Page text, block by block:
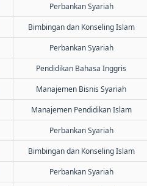
Perbankan Syariah
Bimbingan dan Konseling Islam
Perbankan Syariah
Pendidikan Bahasa Inggris
Manajemen Bisnis Syariah
Manajemen Pendidikan Islam
Perbankan Syariah
Bimbingan dan Konseling Islam
Perbankan Syariah